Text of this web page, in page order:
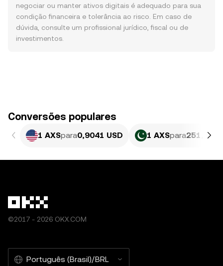
negociar ou manter ativos digitais é adequado para sua
condição financeira e tolerância ao risco. Em caso de
dúvida, consulte um profissional jurídico, fiscal ou de
investimentos.
Conversões populares
1 AXSpara0,9041 USD 1 AXSpara251,22
©2017 - 2026 OKX.COM
Português (Brasil)/BRL